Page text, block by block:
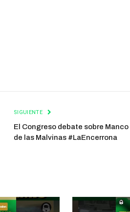
SIGUIENTE
El Congreso debate sobre Manco
de las Malvinas #LaEncerrona